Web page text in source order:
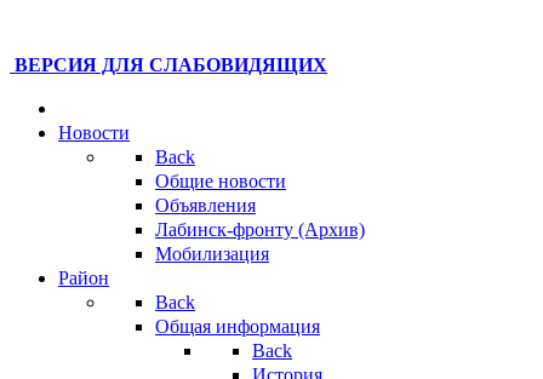
ВЕРСИЯ ДЛЯ СЛАБОВИДЯЩИХ
Новости
Back
Общие новости
Объявления
Лабинск-фронту (Архив)
Мобилизация
Район
Back
Общая информация
Back
История